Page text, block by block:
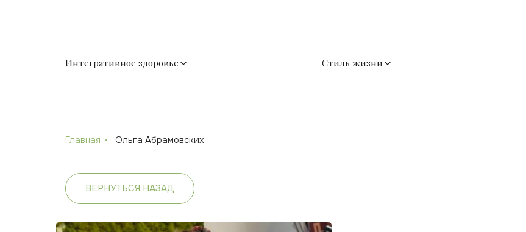
Интегративное здоровье Стиль жизни
Главная Ольга Абрамовских
ВЕРНУТЬСЯ НАЗАД